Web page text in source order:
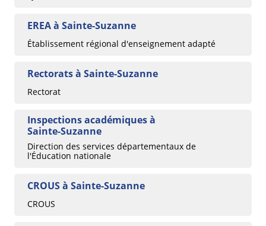
EREA à Sainte-Suzanne
Établissement régional d'enseignement adapté
Rectorats à Sainte-Suzanne
Rectorat
Inspections académiques à
Sainte-Suzanne
Direction des services départementaux de
l'Éducation nationale
CROUS à Sainte-Suzanne
CROUS